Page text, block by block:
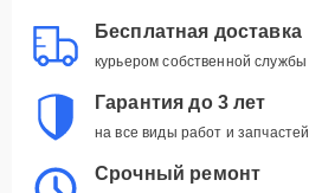
Бесплатная доставка
курьером собственной службы
Гарантия до 3 лет
на все виды работ и запчастей
Срочный ремонт